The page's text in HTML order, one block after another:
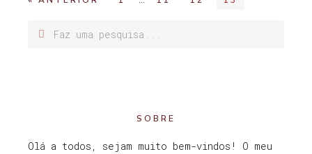
SOBRE
Olá a todos, sejam muito bem-vindos! O meu